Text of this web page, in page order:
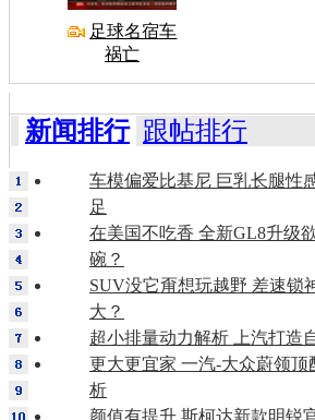
足球名宿车
祸亡
新闻排行 跟帖排行
车模偏爱比基尼 巨乳长腿性
足
在美国不吃香 全新GL8升级
碗？
SUV没它甭想玩越野 差速锁
大？
超小排量动力解析 上汽打造
更大更宜家 一汽-大众蔚领顶
析